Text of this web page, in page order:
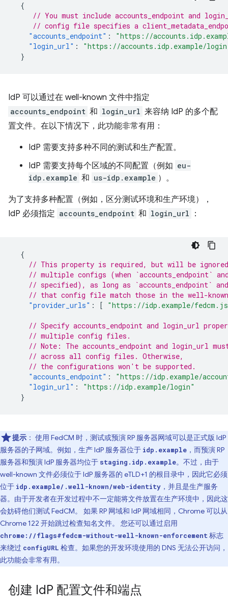
{
// You must include accounts_endpoint and
// config file specifies a
"accounts_endpoint" :
"https://
"login_url" :
"https://accounts.idp.example/
}
IdP 可以通过在 well-known 文件中指定
accounts_endpoint 和 login_url 来容纳 IdP 的多个配
置文件。在以下情况下，此功能非常有用：
IdP 需要支持多种不同的测试和生产配置。
IdP 需要支持每个区域的不同配置（例如 eu-
idp.example 和 us-idp.example ）。
为了支持多种配置（例如，区分测试环境和生产环境），
IdP 必须指定 accounts_endpoint 和 login_url ：
{
// This property is required, but will be ignored
// multiple configs (when `accounts_endpoint`
// specified), as long as `accounts_endpoint`
// that config file match those in the well-
"provider_urls" : [ "https://idp.example/
// Specify accounts_endpoint and login_url
// multiple config files.
// Note: The accounts_endpoint and login_url
// across all config files. Otherwise,
// the configurations won't be supported.
"accounts_endpoint" :
"https://idp.example/
"login_url" :
"https://idp.example/login"
}
提示 ： 使用 FedCM 时，测试或预演 RP 服务器网域可以是正式版 IdP
服务器的子网域。例如，生产 IdP 服务器位于 idp.example ，而预演 RP
服务器和预演 IdP 服务器均位于 staging.idp.example。不过，由于
well-known 文件必须位于 IdP 服务器的 eTLD+1 的根目录中，因此它必须
位于 idp.example/.well-known/web-identity ，并且是生产服务
器。由于开发者在开发过程中不一定能将文件放置在生产环境中，因此这
会妨碍他们测试 FedCM。 如果 RP 网域和 IdP 网域相同，Chrome 可以从
Chrome 122 开始跳过检查知名文件。 您还可以通过启用
chrome://flags#fedcm-without-well-known-enforcement 标志
来绕过 configURL 检查。如果您的开发环境使用的 DNS 无法公开访问，
此功能会非常有用。
创建 IdP 配置文件和端点